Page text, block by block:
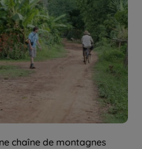
chaîne de montagnes